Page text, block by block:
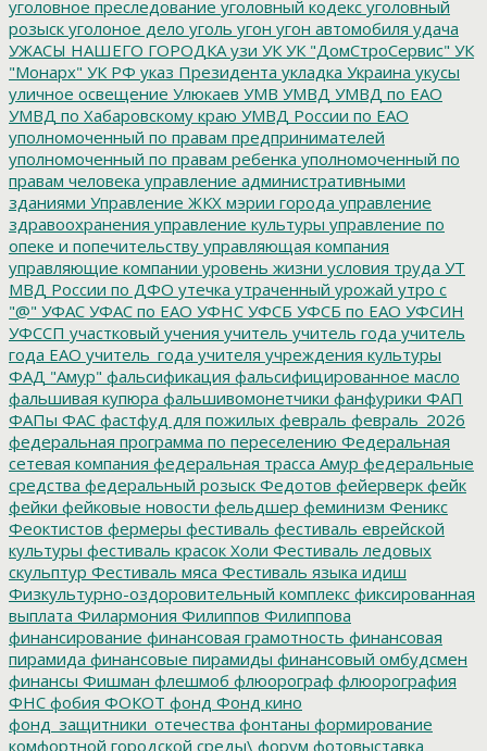
уголовное преследование уголовный кодекс уголовный
розыск уголоное дело уголь угон угон автомобиля удача
УЖАСЫ НАШЕГО ГОРОДКА узи УК УК "ДомСтроСервис" УК
"Монарх" УК РФ указ Президента укладка Украина укусы
уличное освещение Улюкаев УМВ УМВД УМВД по ЕАО
УМВД по Хабаровскому краю УМВД России по ЕАО
уполномоченный по правам предпринимателей
уполномоченный по правам ребенка уполномоченный по
правам человека управление административными
зданиями Управление ЖКХ мэрии города управление
здравоохранения управление культуры управление по
опеке и попечительству управляющая компания
управляющие компании уровень жизни условия труда УТ
МВД России по ДФО утечка утраченный урожай утро с
"@" УФАС УФАС по ЕАО УФНС УФСБ УФСБ по ЕАО УФСИН
УФССП участковый учения учитель учитель года учитель
года ЕАО учитель_года учителя учреждения культуры
ФАД "Амур" фальсификация фальсифицированное масло
фальшивая купюра фальшивомонетчики фанфурики ФАП
ФАПы ФАС фастфуд для пожилых февраль февраль_2026
федеральная программа по переселению Федеральная
сетевая компания федеральная трасса Амур федеральные
средства федеральный розыск Федотов фейерверк фейк
фейки фейковые новости фельдшер феминизм Феникс
Феоктистов фермеры фестиваль фестиваль еврейской
культуры фестиваль красок Холи Фестиваль ледовых
скульптур Фестиваль мяса Фестиваль языка идиш
Физкультурно-оздоровительный комплекс фиксированная
выплата Филармония Филиппов Филиппова
финансирование финансовая грамотность финансовая
пирамида финансовые пирамиды финансовый омбудсмен
финансы Фишман флешмоб флюорограф флюорография
ФНС фобия ФОКОТ фонд Фонд кино
фонд_защитники_отечества фонтаны формирование
комфортной городской среды\ форум фотовыставка